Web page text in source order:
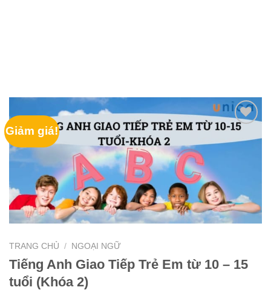
Giảm giá!
TRANG CHỦ / NGOẠI NGỮ
Tiếng Anh Giao Tiếp Trẻ Em từ 10 – 15
tuổi (Khóa 2)